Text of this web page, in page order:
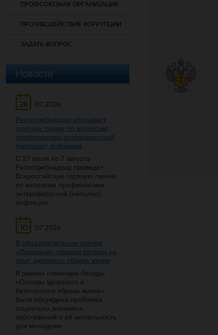
ПРОФСОЮЗНАЯ ОРГАНИЗАЦИЯ
ПРОТИВОДЕЙСТВИЕ КОРРУПЦИИ
ЗАДАТЬ ВОПРОС
Новости
28
07.2026
Роспотребнадзор открывает
горячую линию по вопросам
профилактики энтеровирусной
(неполио) инфекции
С 27 июля по 7 августа
Роспотребнадзор проведет
Всероссийскую горячую линию
по вопросам профилактики
энтеровирусной (неполио)
инфекции.
10
07.2026
В образовательном центре
«Лазурный» прошли беседы на
тему здорового образа жизни
В рамках семинара-беседы
«Основы здорового и
безопасного образа жизни»
была обсуждена проблема
социально значимых
заболеваний и её актуальность
для молодежи.